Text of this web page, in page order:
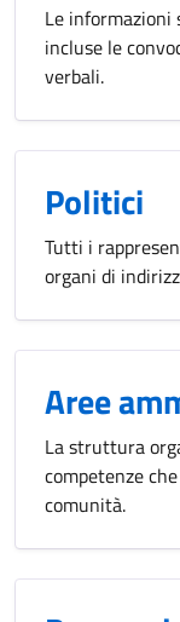
Le informazioni
incluse le
verbali.
Politici
Tutti i
organi di
Aree
La struttura
competenze
comunità.